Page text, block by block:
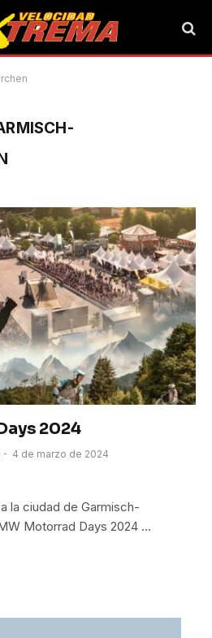
2024
4 de marzo de 2024
la ciudad de Garmisch-
Motorrad Days 2024 …